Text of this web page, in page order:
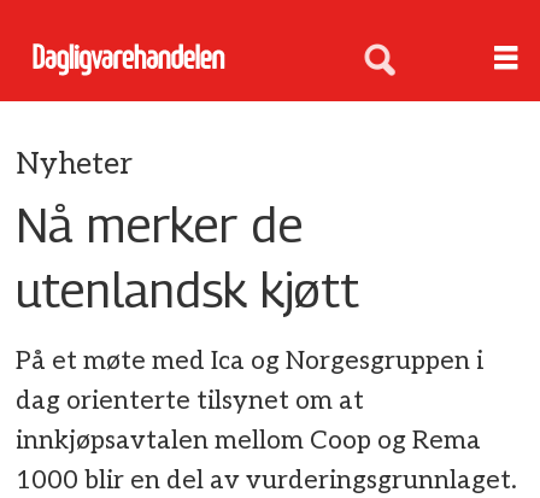
Nyheter
Nå merker de
utenlandsk kjøtt
På et møte med Ica og Norgesgruppen i
dag orienterte tilsynet om at
innkjøpsavtalen mellom Coop og Rema
1000 blir en del av vurderingsgrunnlaget.